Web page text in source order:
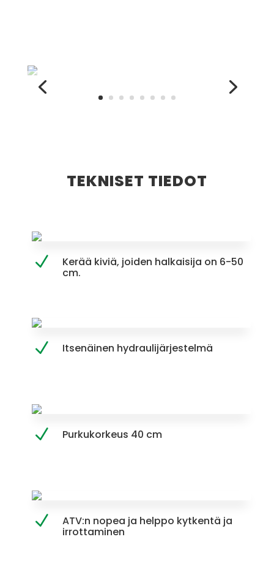
TEKNISET TIEDOT
Kerää kiviä, joiden halkaisija on 6-50
cm.
Itsenäinen hydraulijärjestelmä
Purkukorkeus 40 cm
ATV:n nopea ja helppo kytkentä ja
irrottaminen